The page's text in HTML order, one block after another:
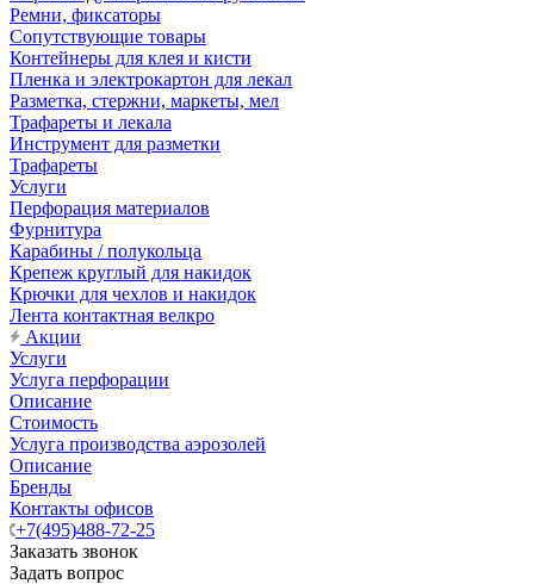
Ремни, фиксаторы
Сопутствующие товары
Контейнеры для клея и кисти
Пленка и электрокартон для лекал
Разметка, стержни, маркеты, мел
Трафареты и лекала
Инструмент для разметки
Трафареты
Услуги
Перфорация материалов
Фурнитура
Карабины / полукольца
Крепеж круглый для накидок
Крючки для чехлов и накидок
Лента контактная велкро
Акции
Услуги
Услуга перфорации
Описание
Стоимость
Услуга производства аэрозолей
Описание
Бренды
Контакты офисов
+7(495)488-72-25
Заказать звонок
Задать вопрос